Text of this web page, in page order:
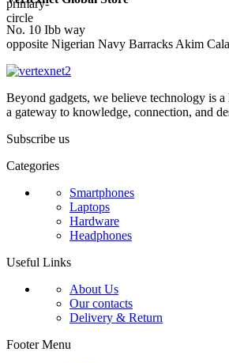
No. 10 Ibb way
opposite Nigerian Navy Barracks Akim
Beyond gadgets, we believe technology is a
a gateway to knowledge, connection, and
Subscribe us
Categories
Smartphones
Laptops
Hardware
Headphones
Useful Links
About Us
Our contacts
Delivery & Return
Footer Menu